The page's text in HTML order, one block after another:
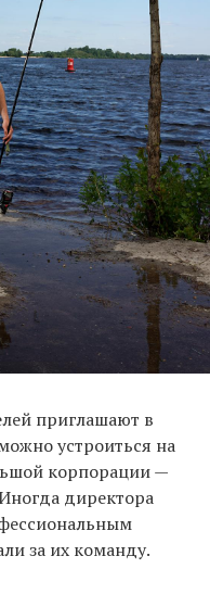
приглашают в
устроиться на
корпорации —
директора
за их команду.